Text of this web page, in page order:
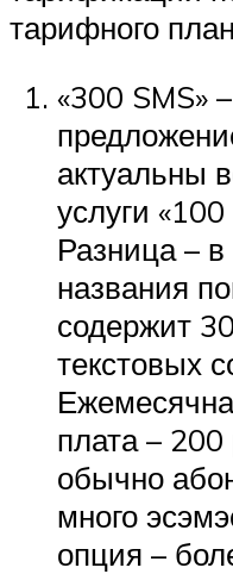
тарифного
«300 SMS»
актуальны
услуги
Разница –
названия
содержит
текстовых
плата –
обычно
много
опция –